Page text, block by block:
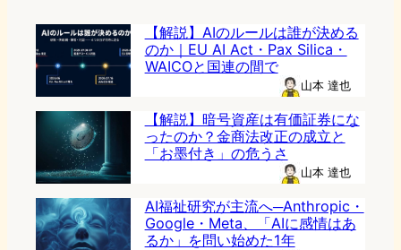
【解説】AIのルールは誰が決める
のか｜EU AI Act・Pax Silica・
WAICOと国連の間で
山本 達也
【解説】暗号資産は有価証券にな
ったのか？金商法改正の成立と
「お墨付き」の危うさ
山本 達也
AI福祉研究が主流へ─Anthropic・
Google・Meta、「AIに感情はあ
るか」を問い始めた1年